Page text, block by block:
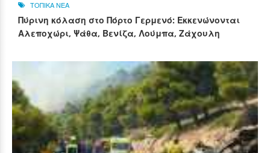
ΤΟΠΙΚΑ ΝΕΑ
Πύρινη κόλαση στο Πόρτο Γερμενό: Εκκενώνονται
Αλεποχώρι, Ψάθα, Βενίζα, Λούμπα, Ζάχουλη